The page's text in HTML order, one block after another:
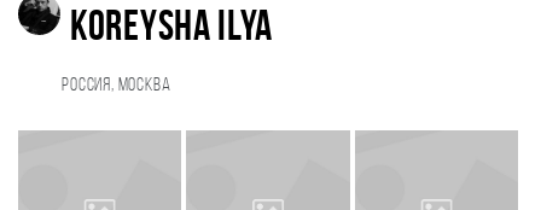
KOREYSHA ILYA
Россия, Москва